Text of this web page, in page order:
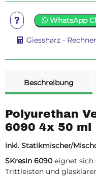
WhatsApp
Giessharz - Rechner
Beschreibung
Polyurethan
6090 4x 50 ml
inkl. Statikmischer/
SKresin 6090 eignet sich
Trittleisten und